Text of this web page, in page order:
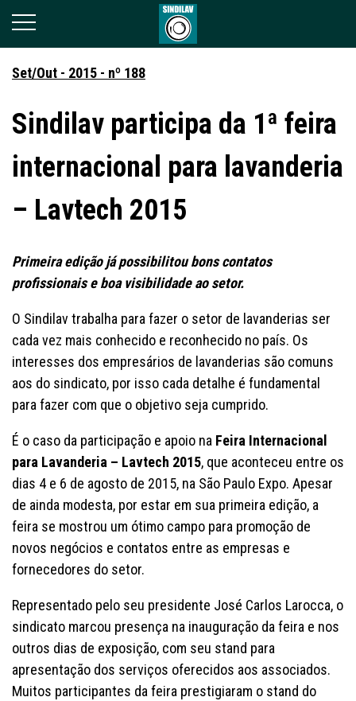
Set/Out - 2015 - nº 188
Sindilav participa da 1ª feira
internacional para lavanderia
– Lavtech 2015
Primeira edição já possibilitou bons contatos
profissionais e boa visibilidade ao setor.
O Sindilav trabalha para fazer o setor de lavanderias ser
cada vez mais conhecido e reconhecido no país. Os
interesses dos empresários de lavanderias são comuns
aos do sindicato, por isso cada detalhe é fundamental
para fazer com que o objetivo seja cumprido.
É o caso da participação e apoio na Feira Internacional
para Lavanderia – Lavtech 2015, que aconteceu entre os
dias 4 e 6 de agosto de 2015, na São Paulo Expo. Apesar
de ainda modesta, por estar em sua primeira edição, a
feira se mostrou um ótimo campo para promoção de
novos negócios e contatos entre as empresas e
fornecedores do setor.
Representado pelo seu presidente José Carlos Larocca, o
sindicato marcou presença na inauguração da feira e nos
outros dias de exposição, com seu stand para
apresentação dos serviços oferecidos aos associados.
Muitos participantes da feira prestigiaram o stand do